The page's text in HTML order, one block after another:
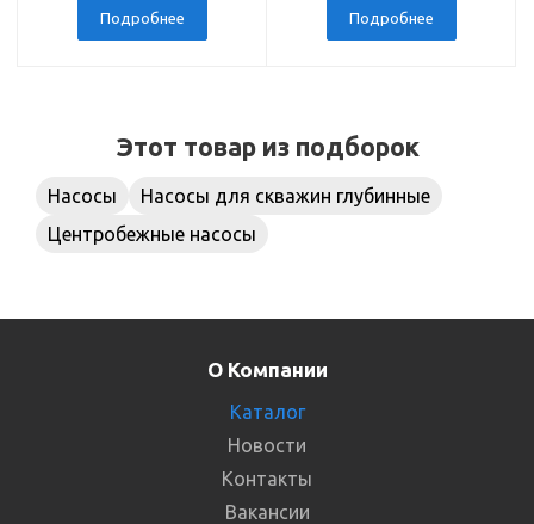
Подробнее Подробнее
Этот товар из подборок
Насосы
Насосы для скважин глубинные
Центробежные насосы
О Компании
Каталог
Новости
Контакты
Вакансии